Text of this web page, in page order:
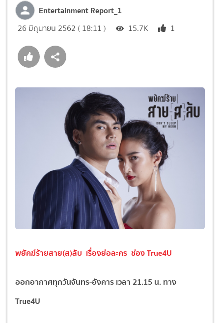
Entertainment Report_1
26 มิถุนายน 2562 ( 18:11 ) 15.7K 1
พยัคฆ์ร้ายสาย(ส)ลับ เรื่องย่อละคร ช่อง True4U
ออกอากาศทุกวันจันทร-อังคาร เวลา 21.15 น. ทาง
True4U